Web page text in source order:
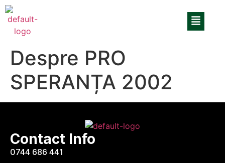
Despre PRO
SPERANȚA 2002
Contact Info
0744 686 441